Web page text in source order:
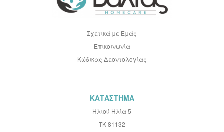
Σχετικά με Εμάς
Επικοινωνία
Κώδικας Δεοντολογίας
ΚΑΤΑΣΤΗΜΑ
Ηλιού Ηλία 5
ΤΚ 81132